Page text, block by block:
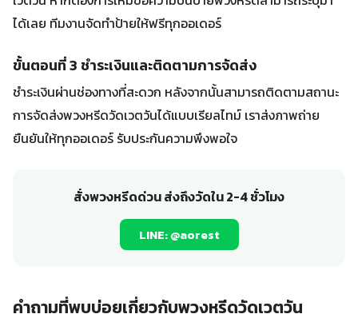
ได้เลย ทีมงานจัดทำป้ายให้ฟรีทุกออเดอร์
ขั้นตอนที่ 3 ชำระเงินและติดตามการจัดส่ง
ชำระเงินผ่านช่องทางที่สะดวก หลังจากนั้นสามารถติดตามสถานะ
การจัดส่งพวงหรีดวัดเวตวันได้แบบเรียลไทม์ เราส่งภาพถ่าย
ยืนยันให้ทุกออเดอร์ รับประกันความพึงพอใจ
สั่งพวงหรีดด่วน ส่งถึงวัดใน 2-4 ชั่วโมง
LINE: @aorest
คำถามที่พบบ่อยเกี่ยวกับพวงหรีดวัดเวตวัน